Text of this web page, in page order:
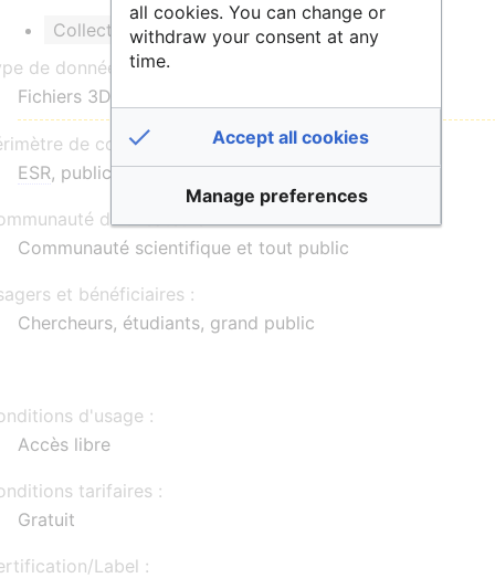
Collections scientifiques et patrimoniales
de données :
Fichiers 3D, Corpus
de communauté :
ESR, public, privé, national
d'utilisateurs :
Communauté scientifique et tout public
et bénéficiaires :
Chercheurs, étudiants, grand public
d'usage :
Accès libre
tarifaires :
Gratuit
Label :
all cookies. You can change or
withdraw your consent at any
time.
Accept all cookies
Manage preferences